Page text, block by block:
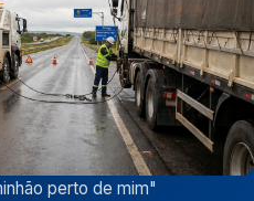
perto de mim"